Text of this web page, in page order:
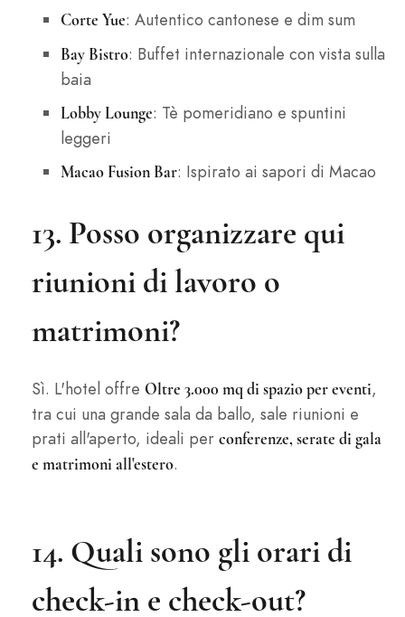
Corte Yue: Autentico cantonese e dim sum
Bay Bistro: Buffet internazionale con vista sulla
baia
Lobby Lounge: Tè pomeridiano e spuntini
leggeri
Macao Fusion Bar: Ispirato ai sapori di Macao
13. Posso organizzare qui
riunioni di lavoro o
matrimoni?
Sì. L'hotel offre Oltre 3.000 mq di spazio per eventi,
tra cui una grande sala da ballo, sale riunioni e
prati all'aperto, ideali per conferenze, serate di gala
e matrimoni all'estero.
14. Quali sono gli orari di
check-in e check-out?